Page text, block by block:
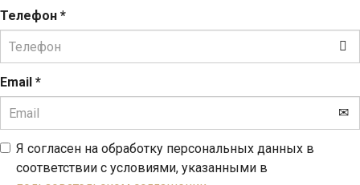
Телефон *
Email *
Я согласен на обработку персональных данных в
соответствии с условиями, указанными в